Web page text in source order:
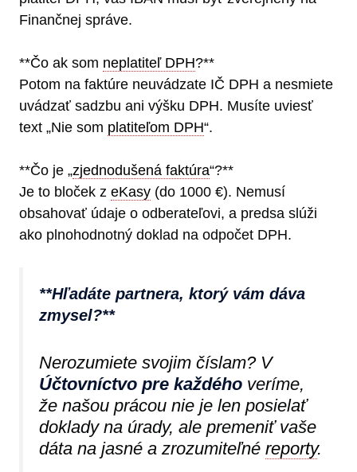
Finančnej správe.
**Čo ak som neplatiteľ DPH?**
Potom na faktúre neuvádzate IČ DPH a nesmiete
uvádzať sadzbu ani výšku DPH. Musíte uviesť
text „Nie som platiteľom DPH“.
**Čo je „zjednodušená faktúra“?**
Je to bloček z eKasy (do 1000 €). Nemusí
obsahovať údaje o odberateľovi, a predsa slúži
ako plnohodnotný doklad na odpočet DPH.
**Hľadáte partnera, ktorý vám dáva
zmysel?**
Nerozumiete svojim číslam? V
Účtovníctvo pre každého veríme,
že našou prácou nie je len posielať
doklady na úrady, ale premeniť vaše
dáta na jasné a zrozumiteľné reporty.